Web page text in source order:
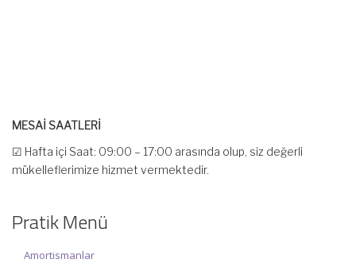
MESAİ SAATLERİ
☑ Hafta içi Saat: 09:00 – 17:00 arasında olup, siz değerli
mükelleflerimize hizmet vermektedir.
teşekkür ederiz.
Pratik Menü
Amortismanlar